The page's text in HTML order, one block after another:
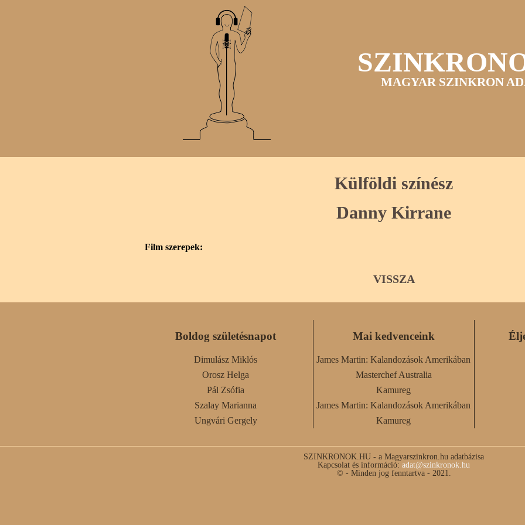
MAGYAR SZINKRON
Külföldi színész
Danny Kirrane
Film szerepek:
VISSZA
Boldog születésnapot
Dimulász Miklós
Orosz Helga
Pál Zsófia
Szalay Marianna
Ungvári Gergely
Mai kedvenceink
James Martin: Kalandozások Amerikában
Masterchef Australia
Kamureg
James Martin: Kalandozások Amerikában
Kamureg
SZINKRONOK.HU - a Magyarszinkron.hu adatbázisa
Kapcsolat és információ: adat@szinkronok.hu
© - Minden jog fenntartva - 2021.